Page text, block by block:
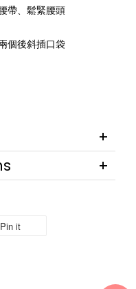
帶、鬆緊腰頭
個後斜插口袋
Pin it